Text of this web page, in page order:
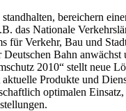
bereichern
das Nationale
für Verkehr, Bau und
Deutschen Bahn anwächst
2010“ stellt neue
Produkte und
optimalen Einsatz,